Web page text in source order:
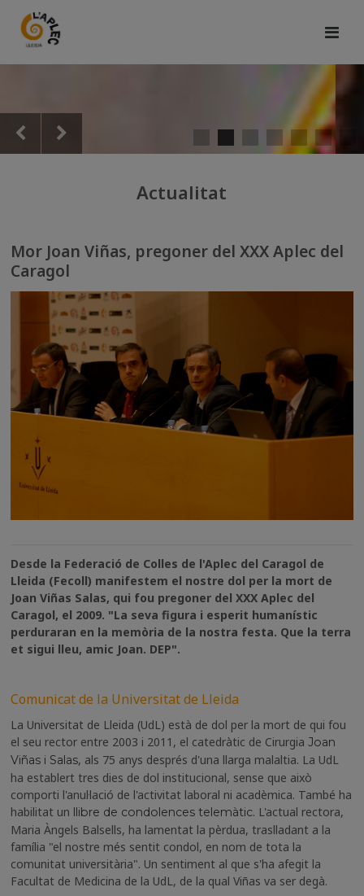
Actualitat
Mor Joan Viñas, pregoner del XXX Aplec del
Caragol
Desde la Federació de Colles de l'Aplec del Caragol de
Lleida (Fecoll) manifestem el nostre dol per la mort de
Joan Viñas Salas, qui fou pregoner del XXX Aplec del
Caragol, el 2009. "La seva figura i esperit humanístic
perduraran en la memòria de la nostra festa. Que la terra
et sigui lleu, amic Joan. DEP".
Comunicat de la Universitat de Lleida
La Universitat de Lleida (UdL) està de dol per la mort de qui fou
el seu rector entre 2003 i 2011, el catedràtic de CirurgiaJoan
Viñas i Salas, als 75 anys després d'una llarga malaltia. La UdL
ha establert tres dies de dol institucional, sense que això
comporti l'anul·lació de l'activitat laboral ni acadèmica. També ha
habilitat un llibre de condolences telemàtic. L'actual rectora,
Maria Àngels Balsells, ha lamentat la pèrdua, traslladant a la
família "el nostre més sentit condol, en nom de tota la
comunitat universitària". Un sentiment al que s'ha afegit la
Facultat de Medicina de la UdL, de la qual Viñas va ser degà.